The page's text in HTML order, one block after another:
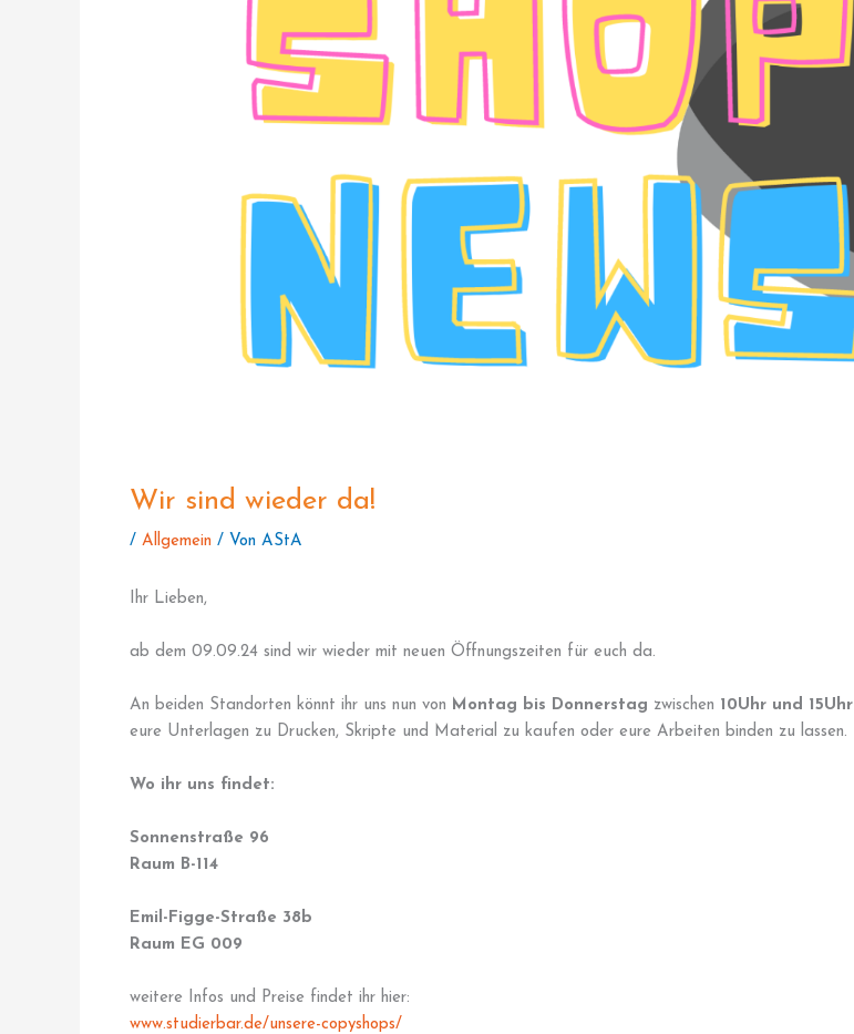
Wir sind wieder da!
/ Allgemein / Von AStA
Ihr Lieben,
ab dem 09.09.24 sind wir wieder mit neuen Öffnungszeiten für euch da.
An beiden Standorten könnt ihr uns nun von Montag bis Donnerstag zwischen 10Uhr und 15Uhr
eure Unterlagen zu Drucken, Skripte und Material zu kaufen oder eure Arbeiten binden zu lassen.
Wo ihr uns findet:
Sonnenstraße 96
Raum B-114
Emil-Figge-Straße 38b
Raum EG 009
weitere Infos und Preise findet ihr hier:
www.studierbar.de/unsere-copyshops/